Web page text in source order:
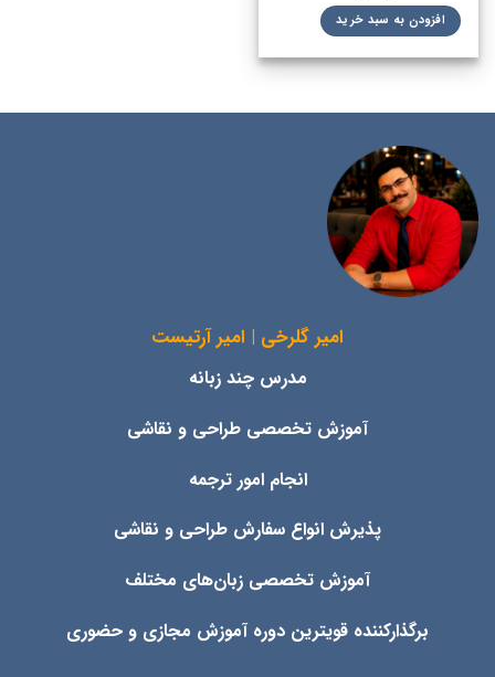
افزودن به سبد خرید
امیر گلرخی | امیر آرتیست
مدرس چند زبانه
آموزش تخصصی طراحی و نقاشی
انجام امور ترجمه
پذیرش انواع سفارش طراحی و نقاشی
آموزش تخصصی زبان‌های مختلف
برگذارکننده قویترین دوره آموزش مجازی و حضوری